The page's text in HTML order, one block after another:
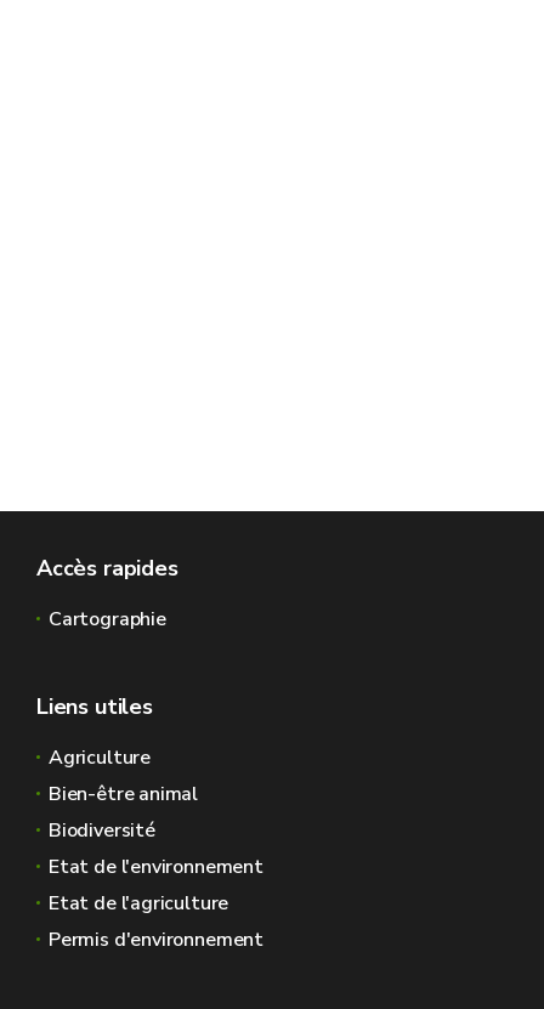
Accès rapides
Cartographie
Liens utiles
Agriculture
Bien-être animal
Biodiversité
Etat de l'environnement
Etat de l'agriculture
Permis d'environnement